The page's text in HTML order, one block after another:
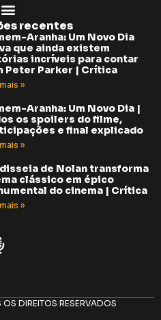
recentes
Aranha: Um Novo Dia
que ainda existem
incríveis para contar
Peter Parker | Crítica
»
Aranha: Um Novo Dia |
os spoilers do filme,
e final explicado
»
de Nolan transforma
clássico em épico
do cinema | Crítica
»
DIREITOS RESERVADOS